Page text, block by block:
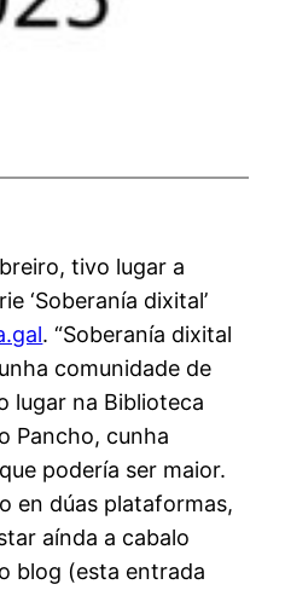
tivo lugar a
‘Soberanía dixital’
. “Soberanía dixital
comunidade de
lugar na Biblioteca
Pancho, cunha
podería ser maior.
en dúas plataformas,
aínda a cabalo
blog (esta entrada